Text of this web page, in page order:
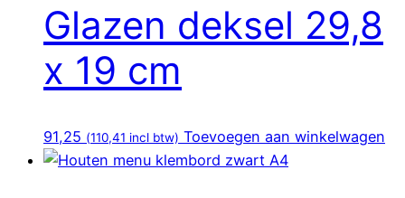
Glazen deksel 29,8
x 19 cm
91,25 (110,41 incl btw) Toevoegen aan winkelwagen